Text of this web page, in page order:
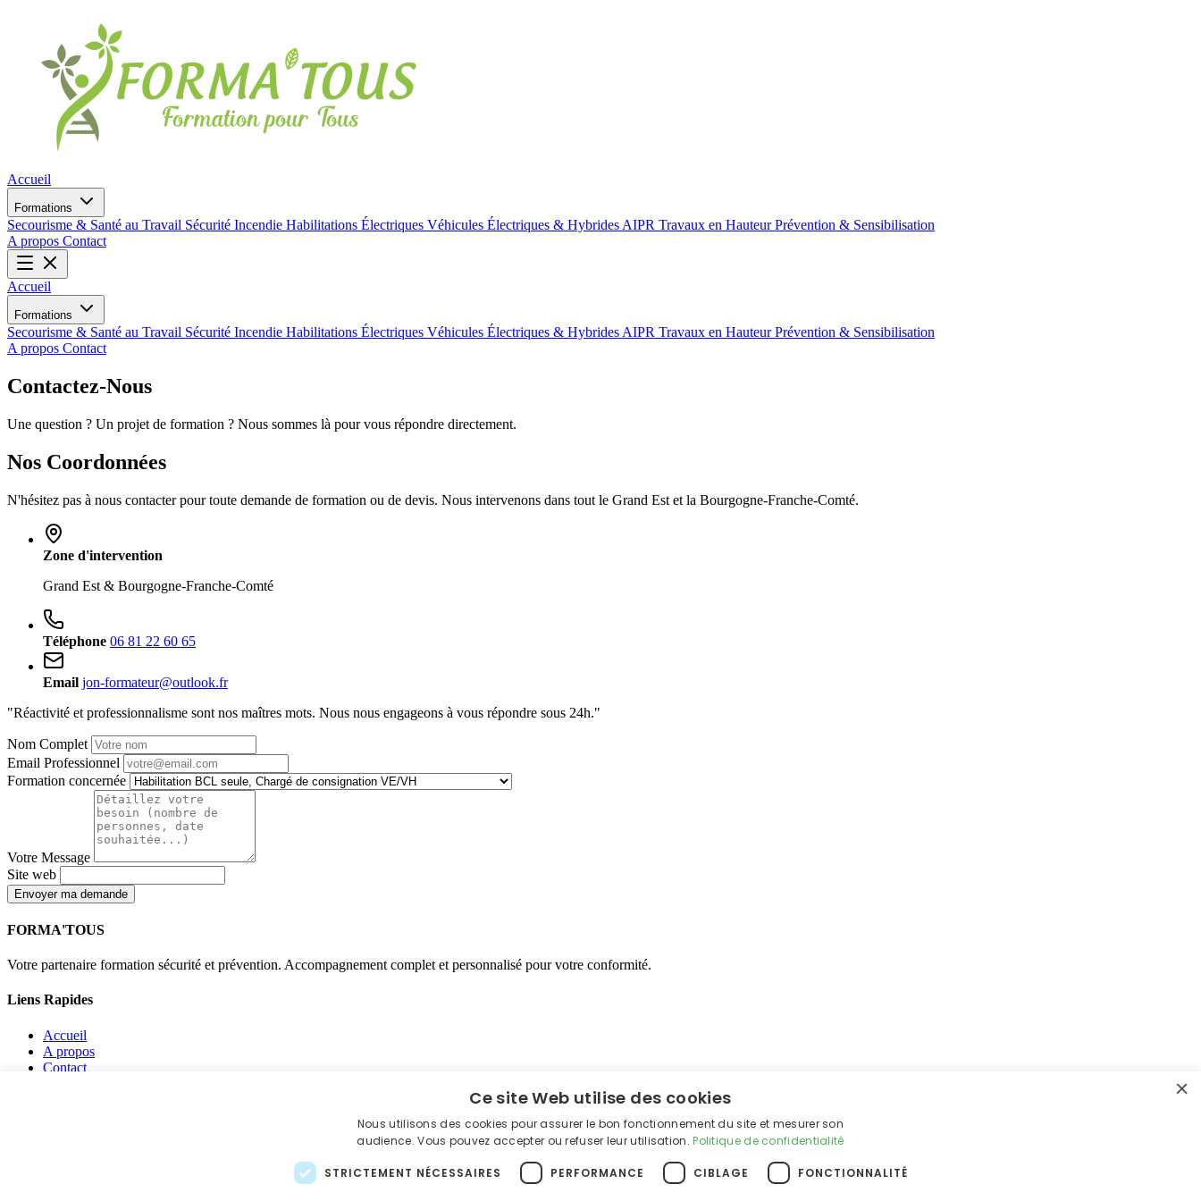
Accueil
Formations
Secourisme & Santé au Travail Sécurité Incendie Habilitations Électriques Véhicules Électriques & Hybrides AIPR Travaux en HauteurPrévention & Sensibilisation
A propos Contact
Accueil
Formations
Secourisme & Santé au Travail Sécurité Incendie Habilitations Électriques Véhicules Électriques & Hybrides AIPR Travaux en HauteurPrévention & Sensibilisation
A propos Contact
Contactez-Nous
Une question ? Un projet de formation ? Nous sommes là pour vous répondre directement.
Nos Coordonnées
N'hésitez pas à nous contacter pour toute demande de formation ou de devis. Nous intervenons dans tout le Grand Est et la Bourgogne-Franche-Comté.
Zone d'intervention
Grand Est & Bourgogne-Franche-Comté
Téléphone 06 81 22 60 65
Email jon-formateur@outlook.fr
"Réactivité et professionnalisme sont nos maîtres mots. Nous nous engageons à vous répondre sous 24h."
Nom Complet
Email Professionnel
Formation concernée
Votre Message
Site web
Envoyer ma demande
FORMA'TOUS
Votre partenaire formation sécurité et prévention. Accompagnement complet et personnalisé pour votre conformité.
Liens Rapides
Accueil
A propos
Contact
×
Ce site Web utilise des cookies
Nous utilisons des cookies pour assurer le bon fonctionnement du site et mesurer son
audience. Vous pouvez accepter ou refuser leur utilisation.Politique de confidentialité
STRICTEMENT NÉCESSAIRES PERFORMANCE CIBLAGE FONCTIONNALITÉ